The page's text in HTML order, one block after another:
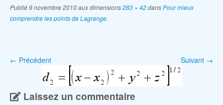
Publié9 novembre 2010aux dimensions283 × 42dansPour mieux
comprendre les points de Lagrange.
← Précédent Suivant →
Laissez un commentaire